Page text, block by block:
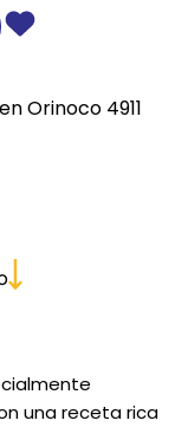
Orinoco 4911
una receta rica